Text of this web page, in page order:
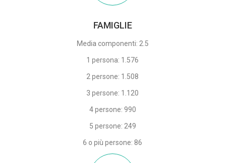
FAMIGLIE
Media componenti: 2.5
1 persona: 1.576
2 persone: 1.508
3 persone: 1.120
4 persone: 990
5 persone: 249
6 o più persone: 86